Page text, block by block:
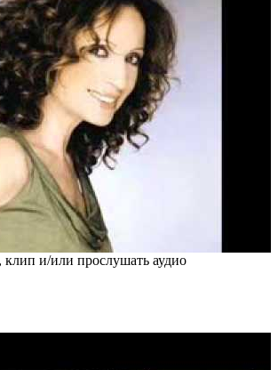
клип и/или прослушать аудио